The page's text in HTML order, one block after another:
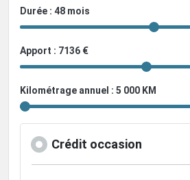
Durée : 48 mois
Apport : 7136 €
Kilométrage annuel : 5 000 KM
Crédit occasion